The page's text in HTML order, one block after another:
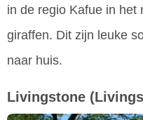
in de regio Kafue in het
giraffen. Dit zijn leuke
naar huis.
Livingstone